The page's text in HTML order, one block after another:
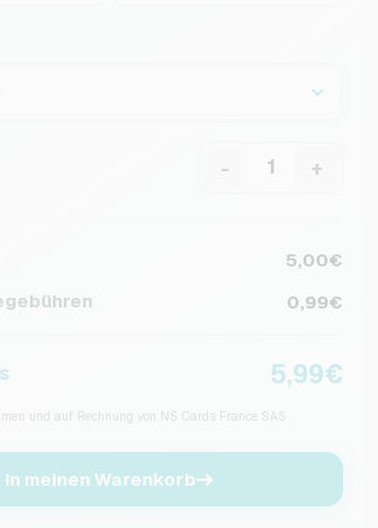
- +
5,00€
0,99€
5,99€
und auf Rechnung von NS Cards France SAS
In meinen Warenkorb